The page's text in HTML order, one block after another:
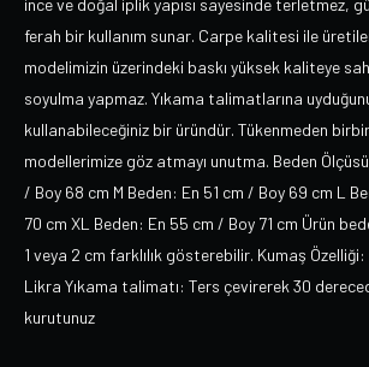
ince ve doğal iplik yapısı sayesinde terletmez,
ferah bir kullanım sunar. Carpe kalitesi ile
modelimizin üzerindeki baskı yüksek kaliteye
soyulma yapmaz. Yıkama talimatlarına
kullanabileceğiniz bir üründür. Tükenmeden
modellerimize göz atmayı unutma. Beden
/ Boy 68 cm M Beden: En 51 cm / Boy 69 cm L
70 cm XL Beden: En 55 cm / Boy 71 cm Ürün
1 veya 2 cm farklılık gösterebilir. Kumaş
Likra Yıkama talimatı: Ters çevirerek 30
kurutunuz